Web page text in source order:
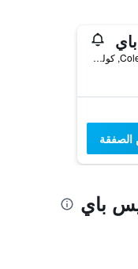
2308 Coles Bay Road, كوليس باي, TAS, أستراليا
باي